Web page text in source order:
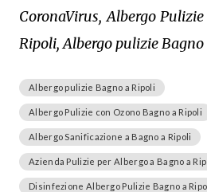
CoronaVirus, Albergo
Ripoli, Albergo pulizie
Albergo pulizie Bagno a Ripoli
Albergo Pulizie con Ozono Bagno a Ripoli
Albergo Sanificazione a Bagno a Ripoli
Azienda Pulizie per Albergo a Bagno a
Disinfezione Albergo Pulizie Bagno a